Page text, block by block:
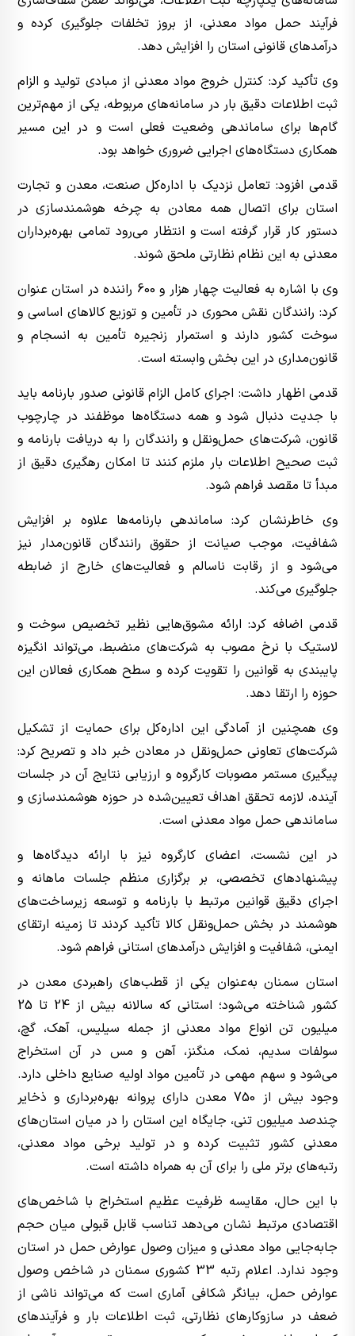
فرآیند حمل مواد معدنی، از بروز تخلفات جلوگیری کرده و
درآمدهای قانونی استان را افزایش دهد.
وی تأکید کرد: کنترل خروج مواد معدنی از مبادی تولید و الزام
ثبت اطلاعات دقیق بار در سامانه‌های مربوطه، یکی از مهم‌ترین
گام‌ها برای ساماندهی وضعیت فعلی است و در این مسیر
همکاری دستگاه‌های اجرایی ضروری خواهد بود.
قدمی افزود: تعامل نزدیک با اداره‌کل صنعت، معدن و تجارت
استان برای اتصال همه معادن به چرخه هوشمندسازی در
دستور کار قرار گرفته است و انتظار می‌رود تمامی بهره‌برداران
معدنی به این نظام نظارتی ملحق شوند.
وی با اشاره به فعالیت چهار هزار و 600 راننده در استان عنوان
کرد: رانندگان نقش محوری در تأمین و توزیع کالاهای اساسی و
سوخت کشور دارند و استمرار زنجیره تأمین به انسجام و
قانون‌مداری در این بخش وابسته است.
قدمی اظهار داشت: اجرای کامل الزام قانونی صدور بارنامه باید
با جدیت دنبال شود و همه دستگاه‌ها موظفند در چارچوب
قانون، شرکت‌های حمل‌ونقل و رانندگان را به دریافت بارنامه و
ثبت صحیح اطلاعات بار ملزم کنند تا امکان رهگیری دقیق از
مبدأ تا مقصد فراهم شود.
وی خاطرنشان کرد: ساماندهی بارنامه‌ها علاوه بر افزایش
شفافیت، موجب صیانت از حقوق رانندگان قانون‌مدار نیز
می‌شود و از رقابت ناسالم و فعالیت‌های خارج از ضابطه
جلوگیری می‌کند.
قدمی اضافه کرد: ارائه مشوق‌هایی نظیر تخصیص سوخت و
لاستیک با نرخ مصوب به شرکت‌های منضبط، می‌تواند انگیزه
پایبندی به قوانین را تقویت کرده و سطح همکاری فعالان این
حوزه را ارتقا دهد.
وی همچنین از آمادگی این اداره‌کل برای حمایت از تشکیل
شرکت‌های تعاونی حمل‌ونقل در معادن خبر داد و تصریح کرد:
پیگیری مستمر مصوبات کارگروه و ارزیابی نتایج آن در جلسات
آینده، لازمه تحقق اهداف تعیین‌شده در حوزه هوشمندسازی و
ساماندهی حمل مواد معدنی است.
در این نشست، اعضای کارگروه نیز با ارائه دیدگاه‌ها و
پیشنهادهای تخصصی، بر برگزاری منظم جلسات ماهانه و
اجرای دقیق قوانین مرتبط با بارنامه و توسعه زیرساخت‌های
هوشمند در بخش حمل‌ونقل کالا تأکید کردند تا زمینه ارتقای
ایمنی، شفافیت و افزایش درآمدهای استانی فراهم شود.
استان سمنان به‌عنوان یکی از قطب‌های راهبردی معدن در
کشور شناخته می‌شود؛ استانی که سالانه بیش از 24 تا 25
میلیون تن انواع مواد معدنی از جمله سیلیس، آهک، گچ،
سولفات سدیم، نمک، منگنز، آهن و مس در آن استخراج
می‌شود و سهم مهمی در تأمین مواد اولیه صنایع داخلی دارد.
وجود بیش از 750 معدن دارای پروانه بهره‌برداری و ذخایر
چندصد میلیون تنی، جایگاه این استان را در میان استان‌های
معدنی کشور تثبیت کرده و در تولید برخی مواد معدنی،
رتبه‌های برتر ملی را برای آن به همراه داشته است.
با این حال، مقایسه ظرفیت عظیم استخراج با شاخص‌های
اقتصادی مرتبط نشان می‌دهد تناسب قابل قبولی میان حجم
جابه‌جایی مواد معدنی و میزان وصول عوارض حمل در استان
وجود ندارد. اعلام رتبه 33 کشوری سمنان در شاخص وصول
عوارض حمل، بیانگر شکافی آماری است که می‌تواند ناشی از
ضعف در سازوکارهای نظارتی، ثبت اطلاعات بار و فرآیندهای